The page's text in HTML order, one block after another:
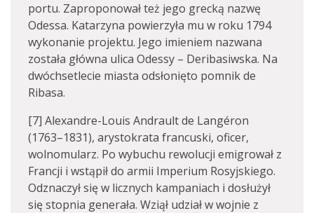
portu. Zaproponował też jego grecką nazwę
Odessa. Katarzyna powierzyła mu w roku 1794
wykonanie projektu. Jego imieniem nazwana
została główna ulica Odessy – Deribasiwska. Na
dwóchsetlecie miasta odsłonięto pomnik de
Ribasa.
[7] Alexandre-Louis Andrault de Langéron
(1763–1831), arystokrata francuski, oficer,
wolnomularz. Po wybuchu rewolucji emigrował z
Francji i wstąpił do armii Imperium Rosyjskiego.
Odznaczył się w licznych kampaniach i dosłużył
się stopnia generała. Wziął udział w wojnie z